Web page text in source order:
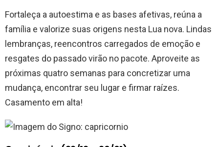
Fortaleça a autoestima e as bases afetivas, reúna a
família e valorize suas origens nesta Lua nova. Lindas
lembranças, reencontros carregados de emoção e
resgates do passado virão no pacote. Aproveite as
próximas quatro semanas para concretizar uma
mudança, encontrar seu lugar e firmar raízes.
Casamento em alta!